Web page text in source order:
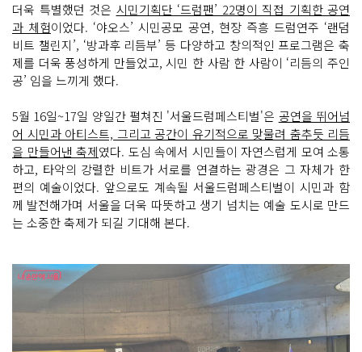
더욱 특별했던 것은 시민기획단 ‘드럼팬’ 22명이 직접 기획한 공연
과 체험이었다. ‘야오스’ 시민공모 공연, 현장 즉흥 드럼연주 ‘랜덤
비트 챌린지’, ‘방과후 리듬부’ 등 다양하고 창의적인 프로그램은 축
제를 더욱 풍성하게 만들었고, 시민 한 사람 한 사람이 ‘리듬의 주인
공’ 임을 느끼게 했다.
5월 16일~17일 양일간 펼쳐진 '서울드럼페스티벌'은 공연을 뛰어넘
어 시민과 아티스트, 그리고 공간이 유기적으로 맞물려 춤추듯 리듬
을 만들어낸 축제였다. 도심 속에서 시민들이 자연스럽게 모여 소통
하고, 타악의 강렬한 비트가 서로를 연결하는 광경은 그 자체가 한
편의 예술이었다. 앞으로도 계속될 서울드럼페스티벌이 시민과 함
께 발전해가며 서울을 더욱 따뜻하고 생기 넘치는 예술 도시로 만드
는 소중한 축제가 되길 기대해 본다.